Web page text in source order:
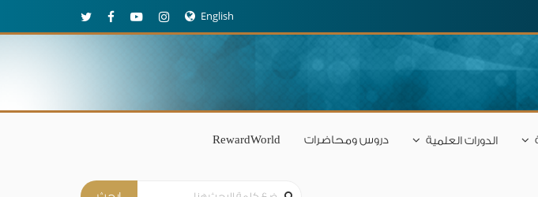
English
الدورات العلمية دروس ومحاضرات RewardWorld